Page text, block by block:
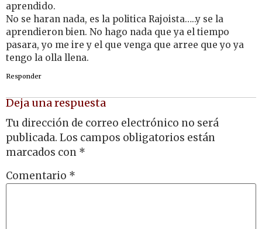
aprendido.
No se haran nada, es la politica Rajoista…..y se la
aprendieron bien. No hago nada que ya el tiempo
pasara, yo me ire y el que venga que arree que yo ya
tengo la olla llena.
Responder
Deja una respuesta
Tu dirección de correo electrónico no será
publicada. Los campos obligatorios están
marcados con *
Comentario *